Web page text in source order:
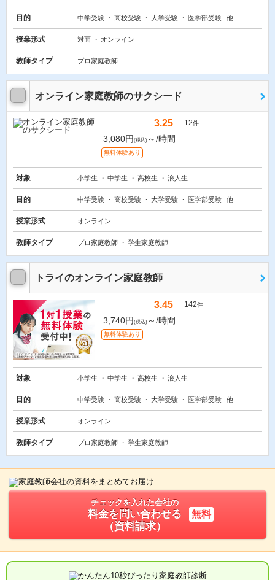
目的 中学受験 高校受験 大学受験 医学部受験 他
授業形式 対面 オンライン
教師タイプ プロ家庭教師
オンライン家庭教師のサクシード
3.25 12件
3,080円 (税込) ～/時間
無料体験あり
対象 小学生 中学生 高校生 浪人生
目的 中学受験 高校受験 大学受験 医学部受験 他
授業形式 オンライン
教師タイプ プロ家庭教師 学生家庭教師
トライのオンライン家庭教師
3.45 142件
3,740円 (税込) ～/時間
無料体験あり
対象 小学生 中学生 高校生 浪人生
目的 中学受験 高校受験 大学受験 医学部受験 他
授業形式 オンライン
教師タイプ プロ家庭教師 学生家庭教師
チェックを入れた会社の
料金を問い合わせる
（資料請求）
無料